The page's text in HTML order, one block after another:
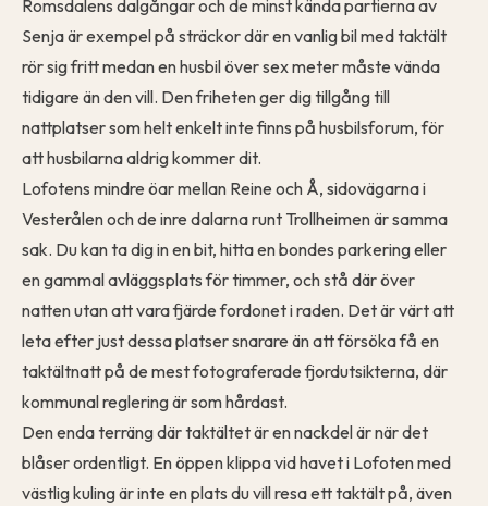
Romsdalens dalgångar och de minst kända partierna av
Senja är exempel på sträckor där en vanlig bil med taktält
rör sig fritt medan en husbil över sex meter måste vända
tidigare än den vill. Den friheten ger dig tillgång till
nattplatser som helt enkelt inte finns på husbilsforum, för
att husbilarna aldrig kommer dit.
Lofotens mindre öar mellan Reine och Å, sidovägarna i
Vesterålen och de inre dalarna runt Trollheimen är samma
sak. Du kan ta dig in en bit, hitta en bondes parkering eller
en gammal avläggsplats för timmer, och stå där över
natten utan att vara fjärde fordonet i raden. Det är värt att
leta efter just dessa platser snarare än att försöka få en
taktältnatt på de mest fotograferade fjordutsikterna, där
kommunal reglering är som hårdast.
Den enda terräng där taktältet är en nackdel är när det
blåser ordentligt. En öppen klippa vid havet i Lofoten med
västlig kuling är inte en plats du vill resa ett taktält på, även